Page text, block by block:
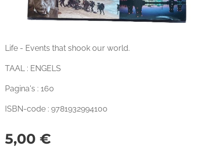
Life - Events that shook our world.
TAAL : ENGELS
Pagina's : 160
ISBN-code : 9781932994100
5,00 €